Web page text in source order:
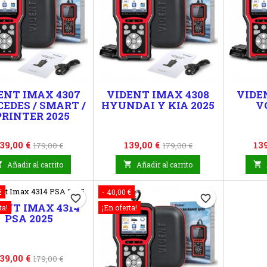
IMAX 4307
/ SMART /
2025
€ Precio
base
179,00 €
Añadir al carrito
VIDENT IMAX 4308
HYUNDAI Y KIA 2025
Precio
139,00 € Precio
base
179,00 €
 Añadir al carrito 
IMAX 4314
PSA 2025
€ Precio
179,00 €
favorite_border
- 40,00 €
¡En oferta!
favorite_border